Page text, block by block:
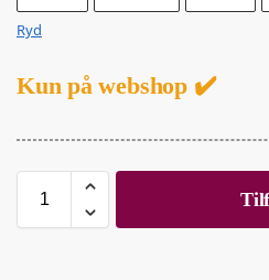
Ryd
Kun på webshop ✔️